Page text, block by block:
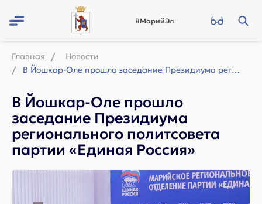
ВМарийЭл
Главная
Новости
В Йошкар-Оле прошло заседание Президиума регионального политсовета партии «Едина...
В Йошкар-Оле прошло
заседание Президиума
регионального политсовета
партии «Единая Россия»